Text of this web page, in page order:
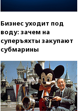
Бизнес уходит под
воду: зачем на
суперъяхты закупают
субмарины